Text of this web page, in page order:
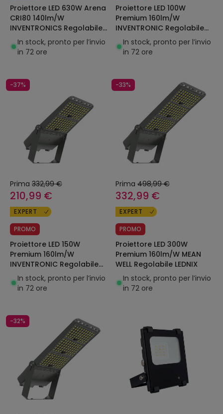
Proiettore LED 630W Arena
CRI80 140lm/W
INVENTRONICS Regolabile
1-10V LEDNIX
In stock, pronto per l’invio
in 72 ore
Proiettore LED 100W
Premium 160lm/W
INVENTRONIC Regolabile
LEDNIX
In stock, pronto per l’invio
in 72 ore
-37%
Prima 332,99 €
210,99 €
EXPERT
PROMO
Proiettore LED 150W
Premium 160lm/W
INVENTRONIC Regolabile
LEDNIX
In stock, pronto per l’invio
in 72 ore
-33%
Prima 498,99 €
332,99 €
EXPERT
PROMO
Proiettore LED 300W
Premium 160lm/W MEAN
WELL Regolabile LEDNIX
In stock, pronto per l’invio
in 72 ore
-32%